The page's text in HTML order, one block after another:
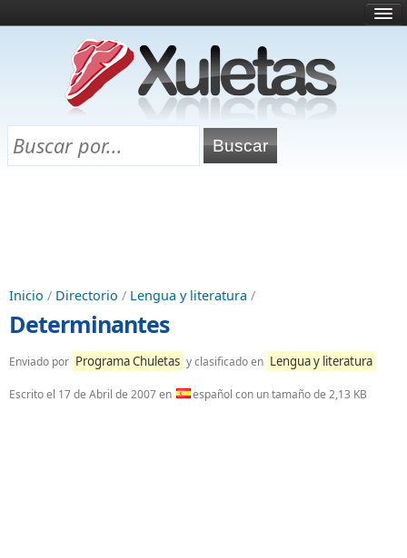
¿Qué es esto?
Directorio
Chuletas para exámenes
Inicio / Directorio / Lengua y literatura /
Determinantes
Enviado por Programa Chuletas y clasificado en Lengua y literatura
Escrito el 17 de Abril de 2007en español con un tamaño de 2,13 KB